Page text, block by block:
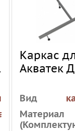
Каркас
Акватек
Вид
Материал